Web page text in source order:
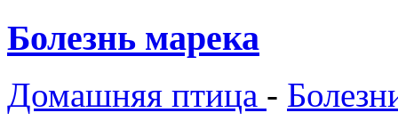
Болезнь марека
Домашняя птица -